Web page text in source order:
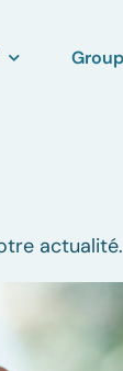
actualité.